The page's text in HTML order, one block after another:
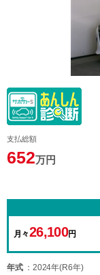
支払総額
652万円
月々26,100円
年式 2024年(R6年)